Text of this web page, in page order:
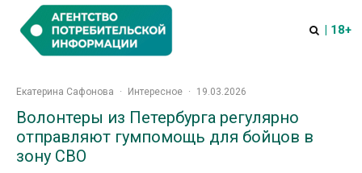
| 18+
Екатерина Сафонова · Интересное · 19.03.2026
Волонтеры из Петербурга регулярно
отправляют гумпомощь для бойцов в
зону СВО